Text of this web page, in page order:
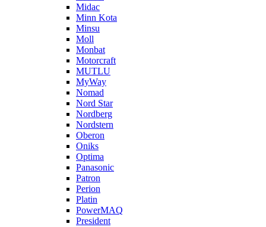
Midac
Minn Kota
Minsu
Moll
Monbat
Motorcraft
MUTLU
MyWay
Nomad
Nord Star
Nordberg
Nordstern
Oberon
Oniks
Optima
Panasonic
Patron
Perion
Platin
PowerMAQ
President